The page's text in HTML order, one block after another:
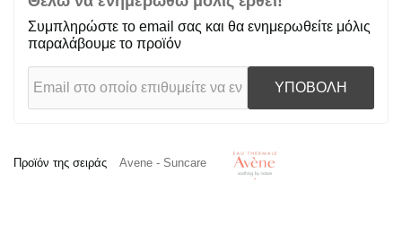
Συμπληρώστε το email σας και θα ενημερωθείτε μόλις
παραλάβουμε το προϊόν
ΥΠΟΒΟΛΗ
Προϊόν της σειράς Avene - Suncare